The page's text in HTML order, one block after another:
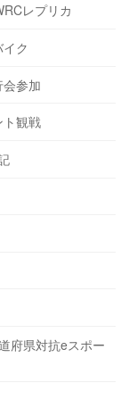
レプリカ
ク
参加
観戦
府県対抗eスポー